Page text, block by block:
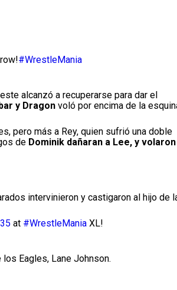
#WrestleMania
alcanzó a recuperarse para dar el
y Dragon voló por encima de la
pero más a Rey, quien sufrió una doble
de Dominik dañaran a Lee, y volaron
intervinieron y castigaron al hijo de
at #WrestleMania XL!
Eagles, Lane Johnson.